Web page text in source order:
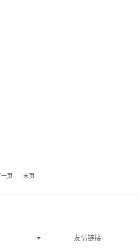
一页 末页
友情链接